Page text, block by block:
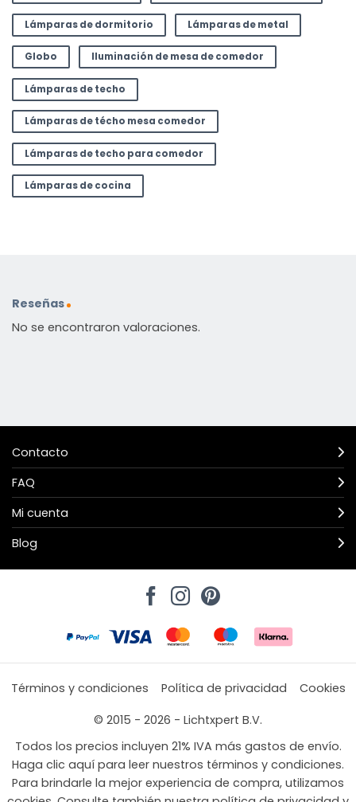
Lámparas de dormitorio Lámparas de metal
Globo Iluminación de mesa de comedor
Lámparas de techo
Lámparas de técho mesa comedor
Lámparas de techo para comedor
Lámparas de cocina
Reseñas
No se encontraron valoraciones.
Contacto
FAQ
Mi cuenta
Blog
Términos y condiciones Política de privacidad
Cookies
© 2015 - 2026 - Lichtxpert B.V.
Todos los precios incluyen 21% IVA más gastos de envío.
Haga clic aquí para leer nuestros términos y condiciones.
Para brindarle la mejor experiencia de compra, utilizamos